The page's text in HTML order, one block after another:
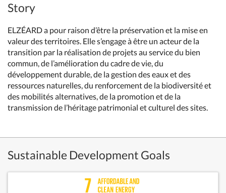
Story
ELZÉARD a pour raison d’être la préservation et la mise en
valeur des territoires. Elle s’engage à être un acteur de la
transition par la réalisation de projets au service du bien
commun, de l’amélioration du cadre de vie, du
développement durable, de la gestion des eaux et des
ressources naturelles, du renforcement de la biodiversité et
des mobilités alternatives, de la promotion et de la
transmission de l’héritage patrimonial et culturel des sites.
Sustainable Development Goals